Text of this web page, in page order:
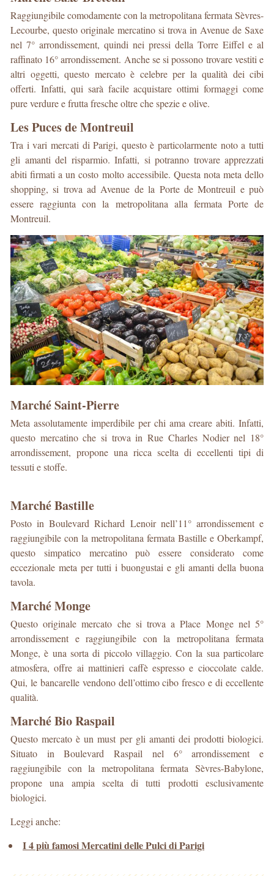
Raggiungibile comodamente con la metropolitana fermata Sèvres-
Lecourbe, questo originale mercatino si trova in Avenue de Saxe
nel 7° arrondissement, quindi nei pressi della Torre Eiffel e al
raffinato 16° arrondissement. Anche se si possono trovare vestiti e
altri oggetti, questo mercato è celebre per la qualità dei cibi
offerti. Infatti, qui sarà facile acquistare ottimi formaggi come
pure verdure e frutta fresche oltre che spezie e olive.
Les Puces de Montreuil
Tra i vari mercati di Parigi, questo è particolarmente noto a tutti
gli amanti del risparmio. Infatti, si potranno trovare apprezzati
abiti firmati a un costo molto accessibile. Questa nota meta dello
shopping, si trova ad Avenue de la Porte de Montreuil e può
essere raggiunta con la metropolitana alla fermata Porte de
Montreuil.
Marché Saint-Pierre
Meta assolutamente imperdibile per chi ama creare abiti. Infatti,
questo mercatino che si trova in Rue Charles Nodier nel 18°
arrondissement, propone una ricca scelta di eccellenti tipi di
tessuti e stoffe.
Marché Bastille
Posto in Boulevard Richard Lenoir nell’11° arrondissement e
raggiungibile con la metropolitana fermata Bastille e Oberkampf,
questo simpatico mercatino può essere considerato come
eccezionale meta per tutti i buongustai e gli amanti della buona
tavola.
Marché Monge
Questo originale mercato che si trova a Place Monge nel 5°
arrondissement e raggiungibile con la metropolitana fermata
Monge, è una sorta di piccolo villaggio. Con la sua particolare
atmosfera, offre ai mattinieri caffè espresso e cioccolate calde.
Qui, le bancarelle vendono dell’ottimo cibo fresco e di eccellente
qualità.
Marché Bio Raspail
Questo mercato è un must per gli amanti dei prodotti biologici.
Situato in Boulevard Raspail nel 6° arrondissement e
raggiungibile con la metropolitana fermata Sèvres-Babylone,
propone una ampia scelta di tutti prodotti esclusivamente
biologici.
Leggi anche:
I 4 più famosi Mercatini delle Pulci di Parigi